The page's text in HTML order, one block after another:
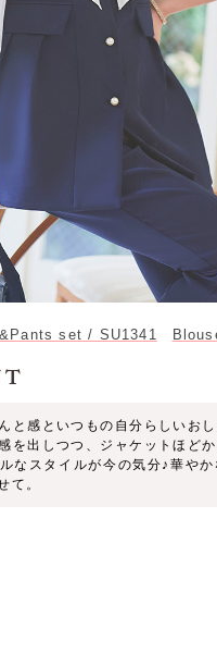
set / SU1341
と感といつもの自分らしいお
を出しつつ、ジャケットほど
なスタイルが今の気分♪華や
て。